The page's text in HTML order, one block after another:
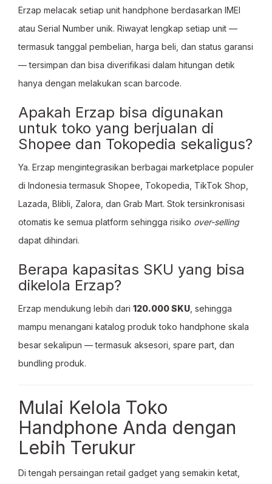
Erzap melacak setiap unit handphone berdasarkan IMEI
atau Serial Number unik. Riwayat lengkap setiap unit —
termasuk tanggal pembelian, harga beli, dan status garansi
— tersimpan dan bisa diverifikasi dalam hitungan detik
hanya dengan melakukan scan barcode.
Apakah Erzap bisa digunakan
untuk toko yang berjualan di
Shopee dan Tokopedia sekaligus?
Ya. Erzap mengintegrasikan berbagai marketplace populer
di Indonesia termasuk Shopee, Tokopedia, TikTok Shop,
Lazada, Blibli, Zalora, dan Grab Mart. Stok tersinkronisasi
otomatis ke semua platform sehingga risiko over-selling
dapat dihindari.
Berapa kapasitas SKU yang bisa
dikelola Erzap?
Erzap mendukung lebih dari 120.000 SKU , sehingga
mampu menangani katalog produk toko handphone skala
besar sekalipun — termasuk aksesori, spare part, dan
bundling produk.
Mulai Kelola Toko
Handphone Anda dengan
Lebih Terukur
Di tengah persaingan retail gadget yang semakin ketat,